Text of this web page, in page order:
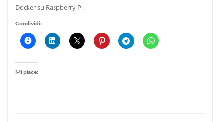
Docker su Raspberry Pi.
Condividi:
Mi piace: